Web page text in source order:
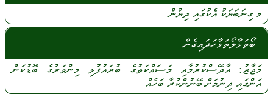
މ ގިނަބަޔަކުއެކުގައި ދިޔުން
ބޯތަޅާލޯތަޅާހަދައިގެން
މަޖާޒު:އާދޭސްކުރުމާއިމަސައްކަތުގެ ބުރައުފުލި މިންވަރުގެބޮޑުކަން
އަންގައި ދިނުމަށްބޭނުންކުރާ ބަހެއް